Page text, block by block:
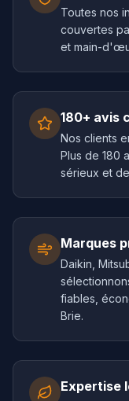
Toutes nos
couvertes
et main-
180+ avis
Nos clients
Plus de 180
sérieux et
Marques
Daikin,
fiables,
Brie.
Expertise